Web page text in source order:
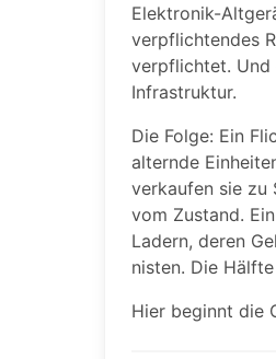
Elektronik-
verpflichtendes
verpflichtet. Und
Infrastruktur.
Die Folge: Ein
alternde
verkaufen sie zu
vom Zustand.
Ladern, deren
nisten. Die
Hier beginnt die